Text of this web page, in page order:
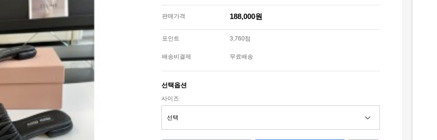
판매가격 188,000원
포인트 3,760점
배송비결제 무료배송
선택옵션
사이즈